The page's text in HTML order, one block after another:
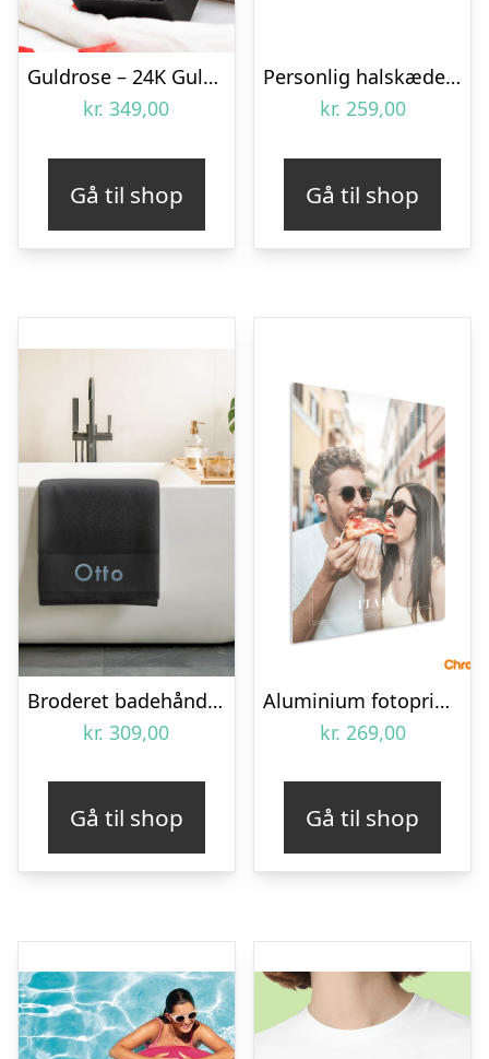
Guldrose – 24K Guldbelagt Rose
kr. 349,00
Gå til shop
Personlig halskæde med billede – Hjerte – Sølv
kr. 259,00
Gå til shop
Broderet badehåndklæde – Sort
kr. 309,00
Gå til shop
Aluminium fotoprint – Hvid (Chromaluxe)
kr. 269,00
Gå til shop